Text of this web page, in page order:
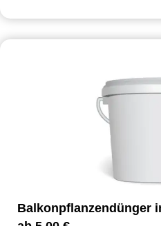
Balkonpflanzendünger